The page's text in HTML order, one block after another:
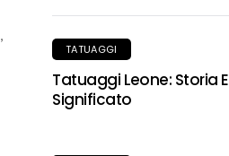
TATUAGGI
Tatuaggi Leone: Storia E
Significato